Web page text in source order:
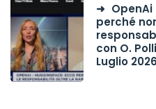
perché
con O.
Luglio 2026